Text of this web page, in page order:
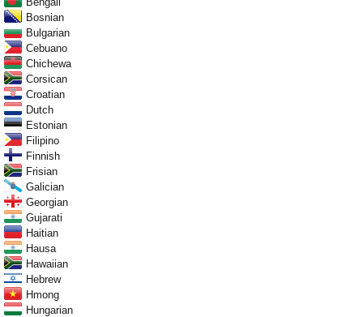
Bosnian
Bulgarian
Cebuano
Chichewa
Corsican
Croatian
Dutch
Estonian
Filipino
Finnish
Frisian
Galician
Georgian
Gujarati
Haitian
Hausa
Hawaiian
Hebrew
Hmong
Hungarian